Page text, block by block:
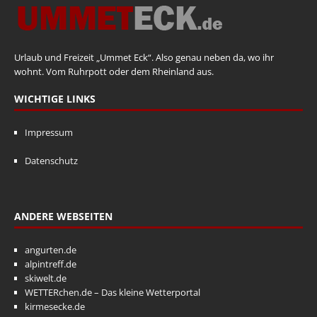
Urlaub und Freizeit „Ummet Eck“. Also genau neben da, wo ihr
wohnt. Vom Ruhrpott oder dem Rheinland aus.
WICHTIGE LINKS
Impressum
Datenschutz
ANDERE WEBSEITEN
angurten.de
alpintreff.de
skiwelt.de
WETTERchen.de – Das kleine Wetterportal
kirmesecke.de